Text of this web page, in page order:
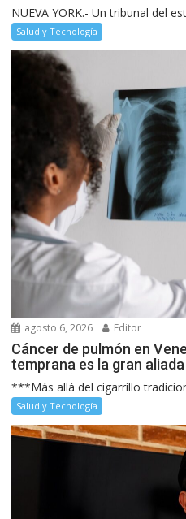
NUEVA YORK.- Un tribunal del
Salud y Tecnología
agosto 6, 2026 Editor
Cáncer de pulmón en
temprana es la gran
***Más allá del cigarrillo
Salud y Tecnología